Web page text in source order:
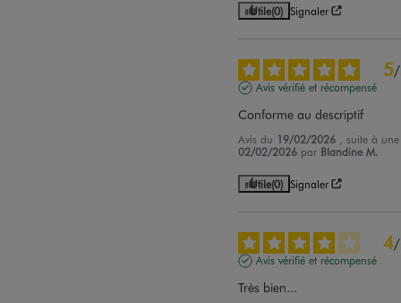
Utile(0) Signaler
5/
Avis vérifié et récompensé
Conforme au descriptif
Avis du 19/02/2026
, suite à
02/02/2026 par Blandine M.
Utile(0) Signaler
4/
Avis vérifié et récompensé
Très bien...